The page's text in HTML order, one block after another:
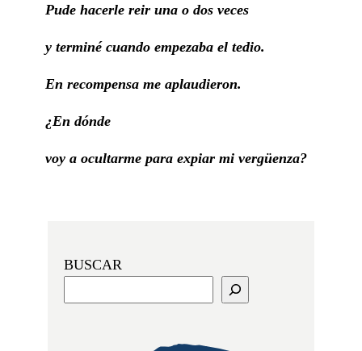
Pude hacerle reir una o dos veces
y terminé cuando empezaba el tedio.
En recompensa me aplaudieron.
¿En dónde
voy a ocultarme para expiar mi vergüenza?
BUSCAR